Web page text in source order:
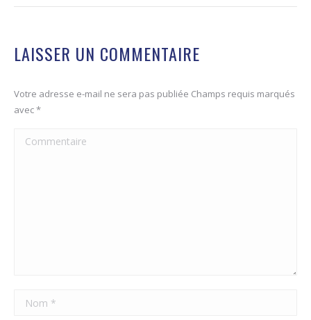
LAISSER UN COMMENTAIRE
Votre adresse e-mail ne sera pas publiée Champs requis marqués
avec*
Commentaire
Nom *